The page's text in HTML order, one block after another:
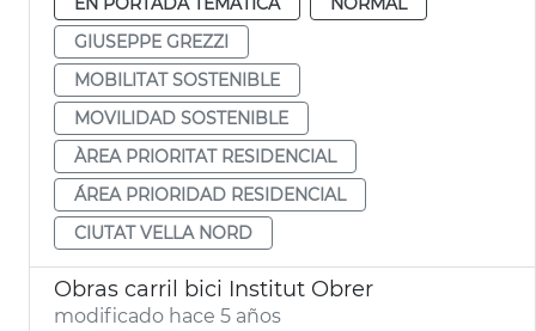
GIUSEPPE GREZZI
MOBILITAT SOSTENIBLE
MOVILIDAD SOSTENIBLE
ÀREA PRIORITAT RESIDENCIAL
ÁREA PRIORIDAD RESIDENCIAL
CIUTAT VELLA NORD
Obras carril bici Institut Obrer
modificado hace 5 años